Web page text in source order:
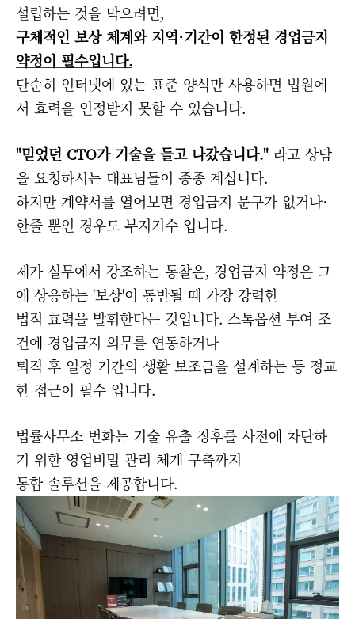
설립하는 것을 막으려면,
구체적인 보상 체계와 지역·기간이 한정된 경업금지
약정이 필수입니다.
단순히 인터넷에 있는 표준 양식만 사용하면 법원에
서 효력을 인정받지 못할 수 있습니다.
"믿었던 CTO가 기술을 들고 나갔습니다." 라고 상담
을 요청하시는 대표님들이 종종 계십니다.
하지만 계약서를 열어보면 경업금지 문구가 없거나·
한줄 뿐인 경우도 부지기수 입니다.
제가 실무에서 강조하는 통찰은, 경업금지 약정은 그
에 상응하는 '보상'이 동반될 때 가장 강력한
법적 효력을 발휘한다는 것입니다. 스톡옵션 부여 조
건에 경업금지 의무를 연동하거나
퇴직 후 일정 기간의 생활 보조금을 설계하는 등 정교
한 접근이 필수 입니다.
법률사무소 번화는 기술 유출 징후를 사전에 차단하
기 위한 영업비밀 관리 체계 구축까지
통합 솔루션을 제공합니다.